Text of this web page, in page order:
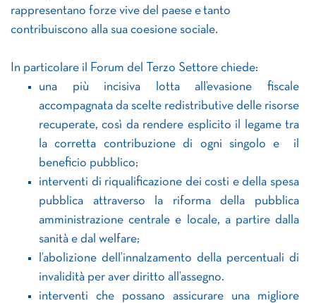
rappresentano forze vive del paese e tanto
contribuiscono alla sua coesione sociale.
In particolare il Forum del Terzo Settore chiede:
una più incisiva lotta all’evasione fiscale
accompagnata da scelte redistributive delle risorse
recuperate, così da rendere esplicito il legame tra
la corretta contribuzione di ogni singolo e il
beneficio pubblico;
interventi di riqualificazione dei costi e della spesa
pubblica attraverso la riforma della pubblica
amministrazione centrale e locale, a partire dalla
sanità e dal welfare;
l’abolizione dell’innalzamento della percentuali di
invalidità per aver diritto all’assegno.
interventi che possano assicurare una migliore